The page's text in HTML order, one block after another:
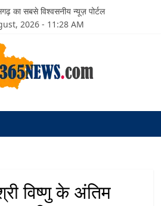
का सबसे विश्वसनीय न्यूज़ पोर्टल
2026 - 11:28 AM
विष्णु के अंतिम